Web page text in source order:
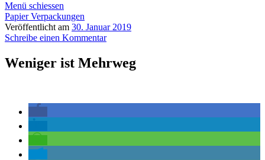
Menü schiessen
Papier Verpackungen
Veröffentlicht am 30. Januar 2019
Schreibe einen Kommentar
Weniger ist Mehrweg